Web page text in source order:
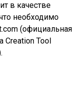
в качестве
необходимо
(официальная
Creation Tool